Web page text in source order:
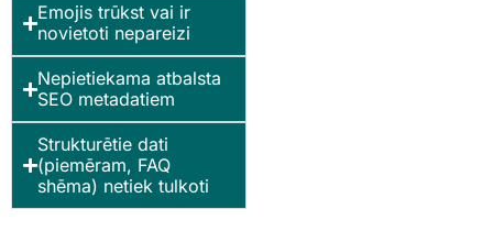
Emojis trūkst vai ir
novietoti nepareizi
Nepietiekama atbalsta
SEO metadatiem
Strukturētie dati
(piemēram, FAQ
shēma) netiek tulkoti